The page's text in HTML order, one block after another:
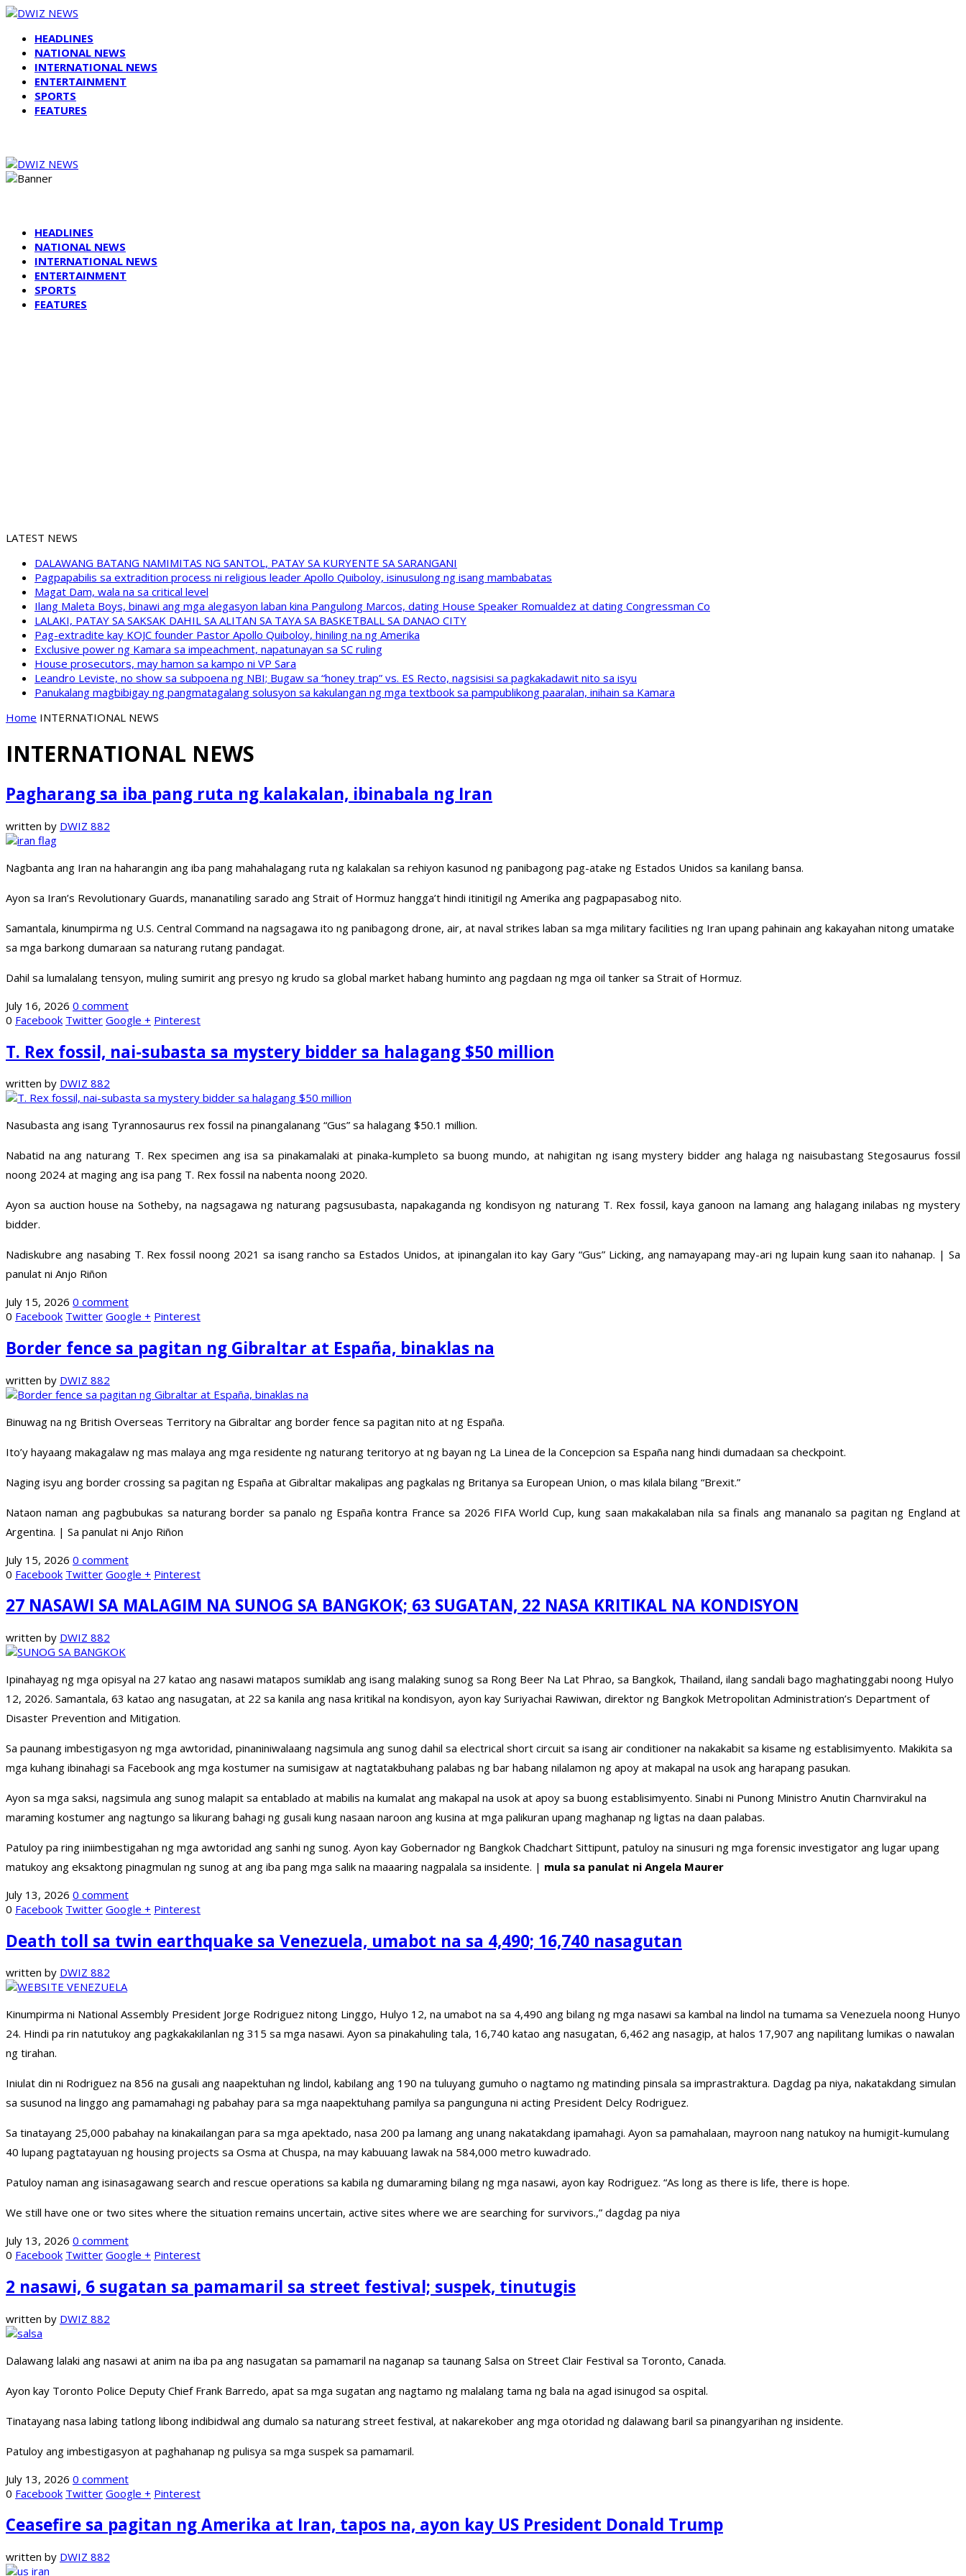
HEADLINES
NATIONAL NEWS
INTERNATIONAL NEWS
ENTERTAINMENT
SPORTS
FEATURES
HEADLINES
NATIONAL NEWS
INTERNATIONAL NEWS
ENTERTAINMENT
SPORTS
FEATURES
LATEST NEWS
DALAWANG BATANG NAMIMITAS NG SANTOL, PATAY SA KURYENTE SA SARANGANI
Pagpapabilis sa extradition process ni religious leader Apollo Quiboloy, isinusulong ng isang mambabatas
Magat Dam, wala na sa critical level
Ilang Maleta Boys, binawi ang mga alegasyon laban kina Pangulong Marcos, dating House Speaker Romualdez at dating Congressman Co
LALAKI, PATAY SA SAKSAK DAHIL SA ALITAN SA TAYA SA BASKETBALL SA DANAO CITY
Pag-extradite kay KOJC founder Pastor Apollo Quiboloy, hiniling na ng Amerika
Exclusive power ng Kamara sa impeachment, napatunayan sa SC ruling
House prosecutors, may hamon sa kampo ni VP Sara
Leandro Leviste, no show sa subpoena ng NBI; Bugaw sa “honey trap” vs. ES Recto, nagsisisi sa pagkakadawit nito sa isyu
Panukalang magbibigay ng pangmatagalang solusyon sa kakulangan ng mga textbook sa pampublikong paaralan, inihain sa Kamara
Home INTERNATIONAL NEWS
INTERNATIONAL NEWS
Pagharang sa iba pang ruta ng kalakalan, ibinabala ng Iran
written by DWIZ 882
Nagbanta ang Iran na haharangin ang iba pang mahahalagang ruta ng kalakalan sa rehiyon kasunod ng panibagong pag-atake ng Estados Unidos sa kanilang bansa.
Ayon sa Iran’s Revolutionary Guards, mananatiling sarado ang Strait of Hormuz hangga’t hindi itinitigil ng Amerika ang pagpapasabog nito.
Samantala, kinumpirma ng U.S. Central Command na nagsagawa ito ng panibagong drone, air, at naval strikes laban sa mga military facilities ng Iran upang pahinain ang kakayahan nitong umatake
sa mga barkong dumaraan sa naturang rutang pandagat.
Dahil sa lumalalang tensyon, muling sumirit ang presyo ng krudo sa global market habang huminto ang pagdaan ng mga oil tanker sa Strait of Hormuz.
July 16, 2026 0 comment
0 Facebook Twitter Google + Pinterest
T. Rex fossil, nai-subasta sa mystery bidder sa halagang $50 million
written by DWIZ 882
Nasubasta ang isang Tyrannosaurus rex fossil na pinangalanang “Gus” sa halagang $50.1 million.
Nabatid na ang naturang T. Rex specimen ang isa sa pinakamalaki at pinaka-kumpleto sa buong mundo, at nahigitan ng isang mystery bidder ang halaga ng naisubastang Stegosaurus fossil
noong 2024 at maging ang isa pang T. Rex fossil na nabenta noong 2020.
Ayon sa auction house na Sotheby, na nagsagawa ng naturang pagsusubasta, napakaganda ng kondisyon ng naturang T. Rex fossil, kaya ganoon na lamang ang halagang inilabas ng mystery
bidder.
Nadiskubre ang nasabing T. Rex fossil noong 2021 sa isang rancho sa Estados Unidos, at ipinangalan ito kay Gary “Gus” Licking, ang namayapang may-ari ng lupain kung saan ito nahanap. | Sa
panulat ni Anjo Riñon
July 15, 2026 0 comment
0 Facebook Twitter Google + Pinterest
Border fence sa pagitan ng Gibraltar at España, binaklas na
written by DWIZ 882
Binuwag na ng British Overseas Territory na Gibraltar ang border fence sa pagitan nito at ng España.
Ito’y hayaang makagalaw ng mas malaya ang mga residente ng naturang teritoryo at ng bayan ng La Linea de la Concepcion sa España nang hindi dumadaan sa checkpoint.
Naging isyu ang border crossing sa pagitan ng España at Gibraltar makalipas ang pagkalas ng Britanya sa European Union, o mas kilala bilang “Brexit.”
Nataon naman ang pagbubukas sa naturang border sa panalo ng España kontra France sa 2026 FIFA World Cup, kung saan makakalaban nila sa finals ang mananalo sa pagitan ng England at
Argentina. | Sa panulat ni Anjo Riñon
July 15, 2026 0 comment
0 Facebook Twitter Google + Pinterest
27 NASAWI SA MALAGIM NA SUNOG SA BANGKOK; 63 SUGATAN, 22 NASA KRITIKAL NA KONDISYON
written by DWIZ 882
Ipinahayag ng mga opisyal na 27 katao ang nasawi matapos sumiklab ang isang malaking sunog sa Rong Beer Na Lat Phrao, sa Bangkok, Thailand, ilang sandali bago maghatinggabi noong Hulyo
12, 2026. Samantala, 63 katao ang nasugatan, at 22 sa kanila ang nasa kritikal na kondisyon, ayon kay Suriyachai Rawiwan, direktor ng Bangkok Metropolitan Administration’s Department of
Disaster Prevention and Mitigation.
Sa paunang imbestigasyon ng mga awtoridad, pinaniniwalaang nagsimula ang sunog dahil sa electrical short circuit sa isang air conditioner na nakakabit sa kisame ng establisimyento. Makikita sa
mga kuhang ibinahagi sa Facebook ang mga kostumer na sumisigaw at nagtatakbuhang palabas ng bar habang nilalamon ng apoy at makapal na usok ang harapang pasukan.
Ayon sa mga saksi, nagsimula ang sunog malapit sa entablado at mabilis na kumalat ang makapal na usok at apoy sa buong establisimyento. Sinabi ni Punong Ministro Anutin Charnvirakul na
maraming kostumer ang nagtungo sa likurang bahagi ng gusali kung nasaan naroon ang kusina at mga palikuran upang maghanap ng ligtas na daan palabas.
Patuloy pa ring iniimbestigahan ng mga awtoridad ang sanhi ng sunog. Ayon kay Gobernador ng Bangkok Chadchart Sittipunt, patuloy na sinusuri ng mga forensic investigator ang lugar upang
matukoy ang eksaktong pinagmulan ng sunog at ang iba pang mga salik na maaaring nagpalala sa insidente. | mula sa panulat ni Angela Maurer
July 13, 2026 0 comment
0 Facebook Twitter Google + Pinterest
Death toll sa twin earthquake sa Venezuela, umabot na sa 4,490; 16,740 nasagutan
written by DWIZ 882
Kinumpirma ni National Assembly President Jorge Rodriguez nitong Linggo, Hulyo 12, na umabot na sa 4,490 ang bilang ng mga nasawi sa kambal na lindol na tumama sa Venezuela noong Hunyo
24. Hindi pa rin natutukoy ang pagkakakilanlan ng 315 sa mga nasawi. Ayon sa pinakahuling tala, 16,740 katao ang nasugatan, 6,462 ang nasagip, at halos 17,907 ang napilitang lumikas o nawalan
ng tirahan.
Iniulat din ni Rodriguez na 856 na gusali ang naapektuhan ng lindol, kabilang ang 190 na tuluyang gumuho o nagtamo ng matinding pinsala sa imprastraktura. Dagdag pa niya, nakatakdang simulan
sa susunod na linggo ang pamamahagi ng pabahay para sa mga naapektuhang pamilya sa pangunguna ni acting President Delcy Rodriguez.
Sa tinatayang 25,000 pabahay na kinakailangan para sa mga apektado, nasa 200 pa lamang ang unang nakatakdang ipamahagi. Ayon sa pamahalaan, mayroon nang natukoy na humigit-kumulang
40 lupang pagtatayuan ng housing projects sa Osma at Chuspa, na may kabuuang lawak na 584,000 metro kuwadrado.
Patuloy naman ang isinasagawang search and rescue operations sa kabila ng dumaraming bilang ng mga nasawi, ayon kay Rodriguez. “As long as there is life, there is hope.
We still have one or two sites where the situation remains uncertain, active sites where we are searching for survivors.,” dagdag pa niya
July 13, 2026 0 comment
0 Facebook Twitter Google + Pinterest
2 nasawi, 6 sugatan sa pamamaril sa street festival; suspek, tinutugis
written by DWIZ 882
Dalawang lalaki ang nasawi at anim na iba pa ang nasugatan sa pamamaril na naganap sa taunang Salsa on Street Clair Festival sa Toronto, Canada.
Ayon kay Toronto Police Deputy Chief Frank Barredo, apat sa mga sugatan ang nagtamo ng malalang tama ng bala na agad isinugod sa ospital.
Tinatayang nasa labing tatlong libong indibidwal ang dumalo sa naturang street festival, at nakarekober ang mga otoridad ng dalawang baril sa pinangyarihan ng insidente.
Patuloy ang imbestigasyon at paghahanap ng pulisya sa mga suspek sa pamamaril.
July 13, 2026 0 comment
0 Facebook Twitter Google + Pinterest
Ceasefire sa pagitan ng Amerika at Iran, tapos na, ayon kay US President Donald Trump
written by DWIZ 882